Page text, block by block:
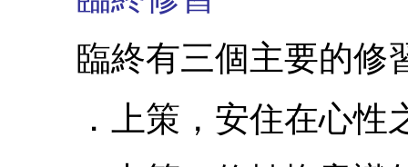
臨終有三個主要的修
．上策，安住在心性